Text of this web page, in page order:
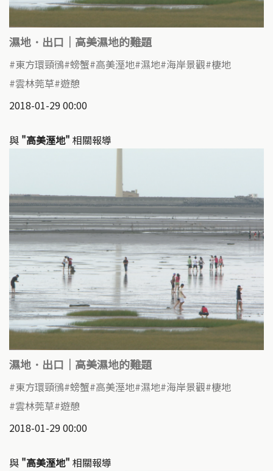
濕地．出口｜高美濕地的難題
東方環頸鴴 螃蟹 高美溼地 濕地 海岸景觀 棲地
雲林莞草 遊憩
2018-01-29 00:00
與 "高美溼地" 相關報導
濕地．出口｜高美濕地的難題
東方環頸鴴 螃蟹 高美溼地 濕地 海岸景觀 棲地
雲林莞草 遊憩
2018-01-29 00:00
與 "高美溼地" 相關報導